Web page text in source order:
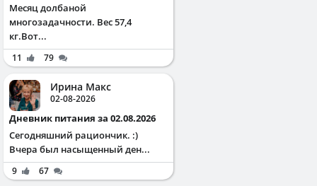
Месяц долбаной
многозадачности. Вес 57,4
кг.Вот...
11 79
Ирина Макс
02-08-2026
Дневник питания за 02.08.2026
Сегодняшний рациончик. :)
Вчера был насыщенный ден...
9
67